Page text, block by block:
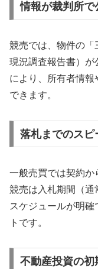
情報が裁判所で
競売では、物件の「
現況調査報告書）が
により、所有者情
できます。
落札までのスピ
一般売買では契約か
競売は入札期間（通
スケジュールが明
トです。
不動産投資の初